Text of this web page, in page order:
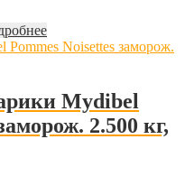
Mydibel
2.500 кг,